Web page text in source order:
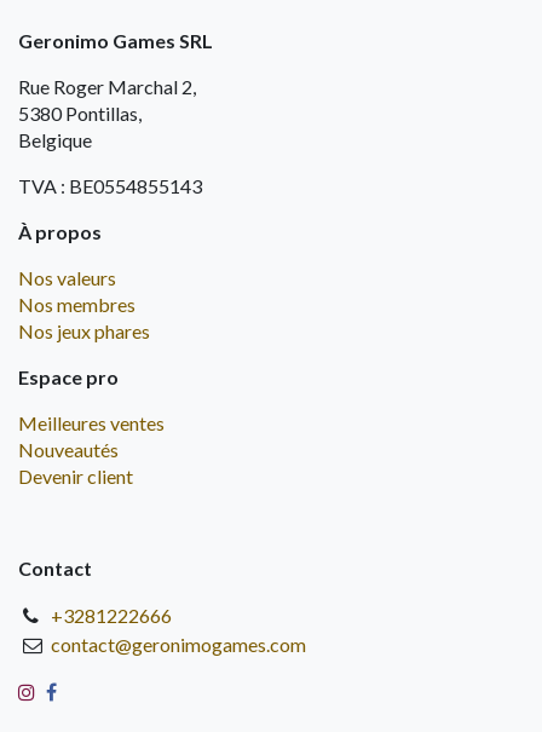
Geronimo Games SRL
Rue Roger Marchal 2,
5380 Pontillas,
Belgique
TVA : BE0554855143
À propos
Nos valeurs
Nos membres
Nos jeux phares
Espace pro
Meilleures ventes
Nouveautés
Devenir client
Contact
+3281222666
contact@geronimogames.com